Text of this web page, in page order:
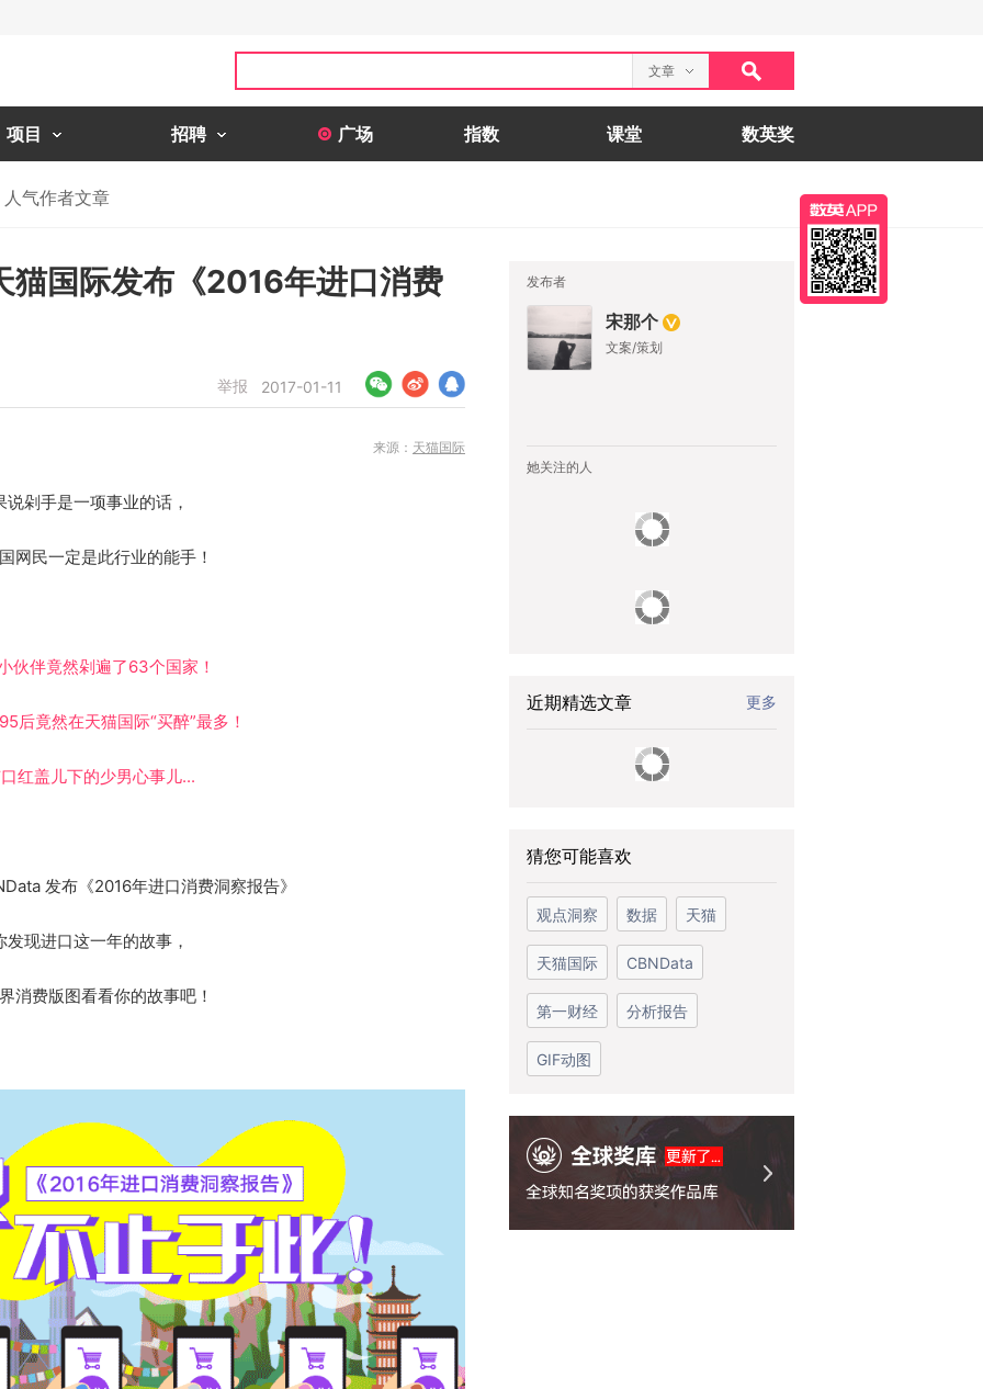
文章
项目 招聘 广场 指数 课堂 数英奖
人气作者文章
猫国际发布《2016年进口消费
举报 2017-01-11
来源： 天猫国际
说剁手是一项事业的话，
网民一定是此行业的能手！
伙伴竟然剁遍了63个国家！
后竟然在天猫国际“买醉”最多！
红盖儿下的少男心事儿...
发布《2016年进口消费洞察报告》
发现进口这一年的故事，
消费版图看看你的故事吧！
发布者
宋那个
文案/策划
她关注的人
近期精选文章 更多
猜您可能喜欢
观点洞察 数据 天猫
天猫国际 CBNData
第一财经 分析报告
GIF动图